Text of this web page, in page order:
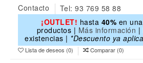
Contacto
Tel: 93 769 58 88
¡OUTLET! hasta 40% en
productos | Más información |
existencias | *Descuento ya
Lista de deseos (0) Comparar (0)